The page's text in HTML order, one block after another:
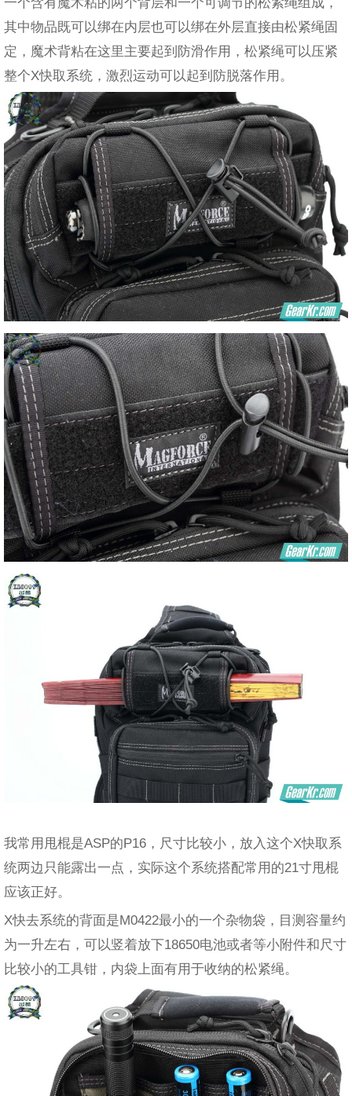
其中物品既可以绑在内层也可以绑在外层直接由松紧绳固
定，魔术背粘在这里主要起到防滑作用，松紧绳可以压紧
整个X快取系统，激烈运动可以起到防脱落作用。
我常用甩棍是ASP的P16，尺寸比较小，放入这个X快取系
统两边只能露出一点，实际这个系统搭配常用的21寸甩棍
应该正好。
X快去系统的背面是M0422最小的一个杂物袋，目测容量约
为一升左右，可以竖着放下18650电池或者等小附件和尺寸
比较小的工具钳，内袋上面有用于收纳的松紧绳。